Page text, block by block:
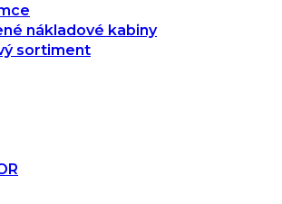
nákladové kabiny
sortiment